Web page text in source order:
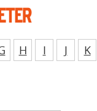
H I J
K